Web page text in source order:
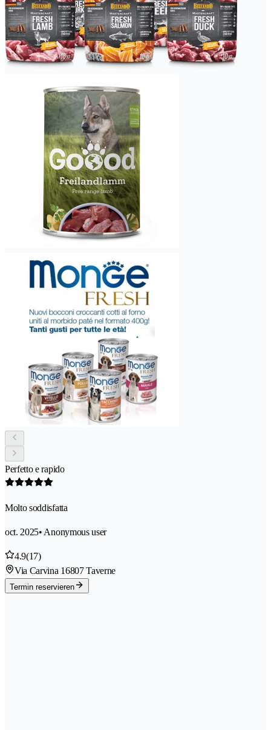
Perfetto e rapido
Molto soddisfatta
oct. 2025• Anonymous user
4.9(17)
Via Carvina 16807 Taverne
Termin reservieren